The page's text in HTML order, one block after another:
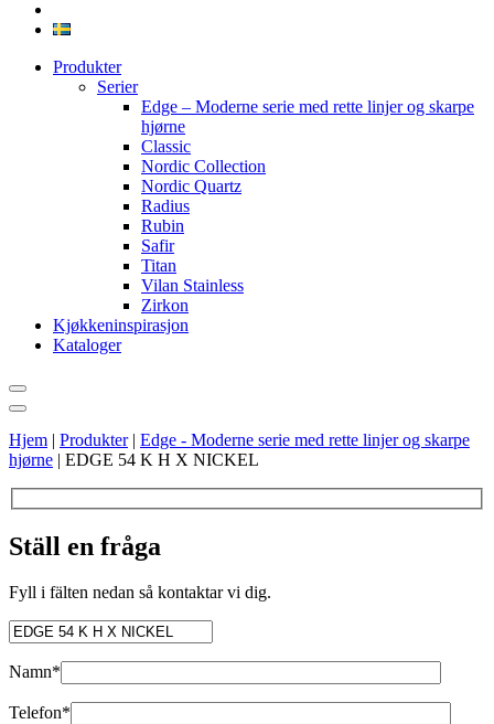
Produkter
Serier
Edge – Moderne serie med rette linjer og skarpe
hjørne
Classic
Nordic Collection
Nordic Quartz
Radius
Rubin
Safir
Titan
Vilan Stainless
Zirkon
Kjøkkeninspirasjon
Kataloger
Hjem | Produkter| Edge - Moderne serie med rette linjer og skarpe
hjørne | EDGE 54 K H X NICKEL
Ställ en fråga
Fyll i fälten nedan så kontaktar vi dig.
Namn*
Telefon*